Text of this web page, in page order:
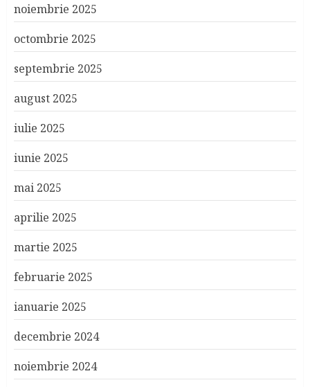
noiembrie 2025
octombrie 2025
septembrie 2025
august 2025
iulie 2025
iunie 2025
mai 2025
aprilie 2025
martie 2025
februarie 2025
ianuarie 2025
decembrie 2024
noiembrie 2024